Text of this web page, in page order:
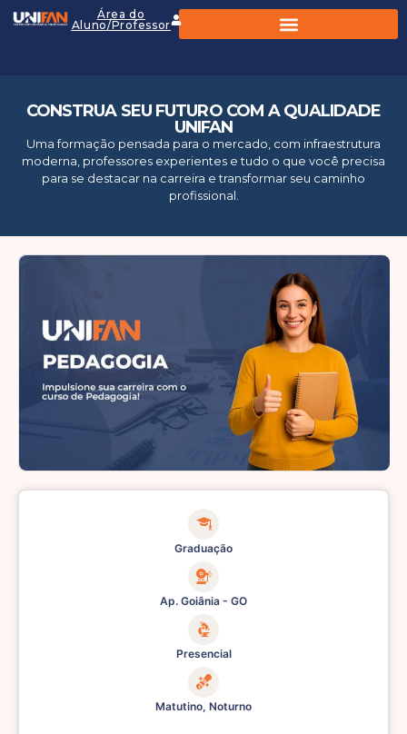
Área do
Aluno/Professor
CONSTRUA SEU FUTURO COM A QUALIDADE
UNIFAN
Uma formação pensada para o mercado, com infraestrutura
moderna, professores experientes e tudo o que você precisa
para se destacar na carreira e transformar seu caminho
profissional.
Graduação
Ap. Goiânia - GO
Presencial
Matutino, Noturno